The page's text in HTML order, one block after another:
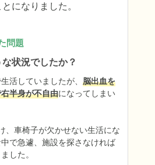
になりました。
問題
状況でしたか？
活していましたが、 脳出血を
半身が不自由になってしまい
、車椅子が欠かせない生活にな
で急遽、施設を探さなければ
した。